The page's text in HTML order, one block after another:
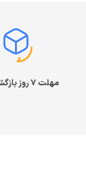
مهلت ۷ روز بازگشت کالا